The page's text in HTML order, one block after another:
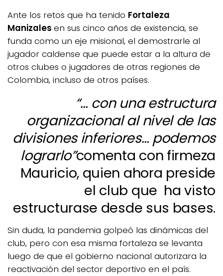
Ante los retos que ha tenido Fortaleza
Manizales en sus cinco años de existencia, se
funda como un eje misional, el demostrarle al
jugador caldense que puede estar a la altura de
otros clubes o jugadores de otras regiones de
Colombia, incluso de otros países.
“… con una estructura
organizacional al nivel de las
divisiones inferiores… podemos
lograrlo”comenta con firmeza
Mauricio, quien ahora preside
el club que ha visto
estructurase desde sus bases.
Sin duda, la pandemia golpeó las dinámicas del
club, pero con esa misma fortaleza se levanta
luego de que el gobierno nacional autorizara la
reactivación del sector deportivo en el país.